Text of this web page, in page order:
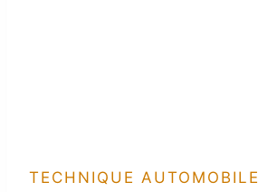
TECHNIQUE AUTOMOBILE